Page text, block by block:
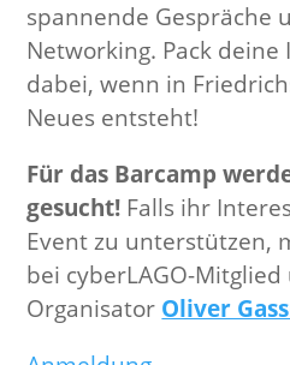
spannende Gespräche
Networking. Pack
dabei, wenn in
Neues entsteht!
Für das Barcamp
gesucht! Falls ihr
Event zu unterstützen,
bei cyberLAGO-
Organisator Oliver